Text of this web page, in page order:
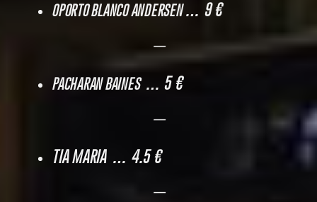
OPORTO BLANCO ANDERSEN… 9 €
—
PACHARAN BAINES … 5 €
—
TIA MARIA … 4.5 €
—